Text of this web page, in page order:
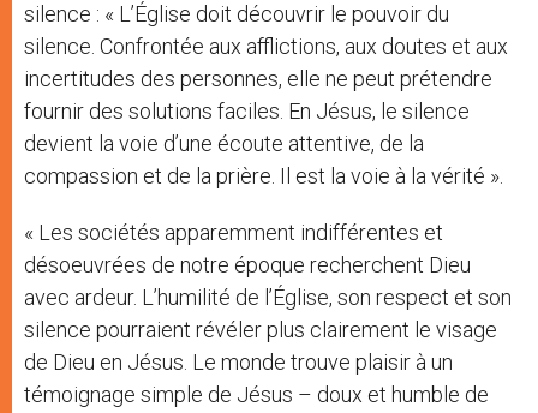
silence : « L’Église doit découvrir le pouvoir du
silence. Confrontée aux afflictions, aux doutes et aux
incertitudes des personnes, elle ne peut prétendre
fournir des solutions faciles. En Jésus, le silence
devient la voie d’une écoute attentive, de la
compassion et de la prière. Il est la voie à la vérité ».
« Les sociétés apparemment indifférentes et
désoeuvrées de notre époque recherchent Dieu
avec ardeur. L’humilité de l’Église, son respect et son
silence pourraient révéler plus clairement le visage
de Dieu en Jésus. Le monde trouve plaisir à un
témoignage simple de Jésus – doux et humble de